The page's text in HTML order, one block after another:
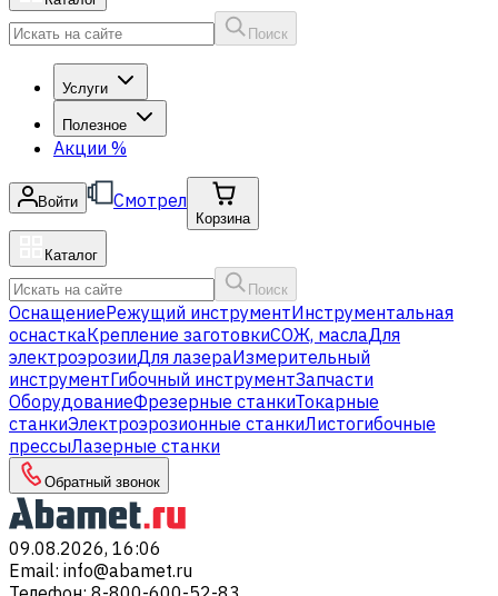
Поиск
Услуги
Полезное
Акции %
Войти Смотрел
Корзина
Каталог
Поиск
ОснащениеРежущий инструментИнструментальная
оснасткаКрепление заготовкиСОЖ, маслаДля
электроэрозииДля лазераИзмерительный
инструментГибочный инструментЗапчасти
ОборудованиеФрезерные станкиТокарные
станкиЭлектроэрозионные станкиЛистогибочные
прессыЛазерные станки
Обратный звонок
09.08.2026, 16:06
Email: info@abamet.ru